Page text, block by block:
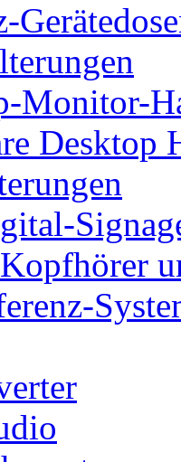
Monitor-
Desktop
Kopfhörer